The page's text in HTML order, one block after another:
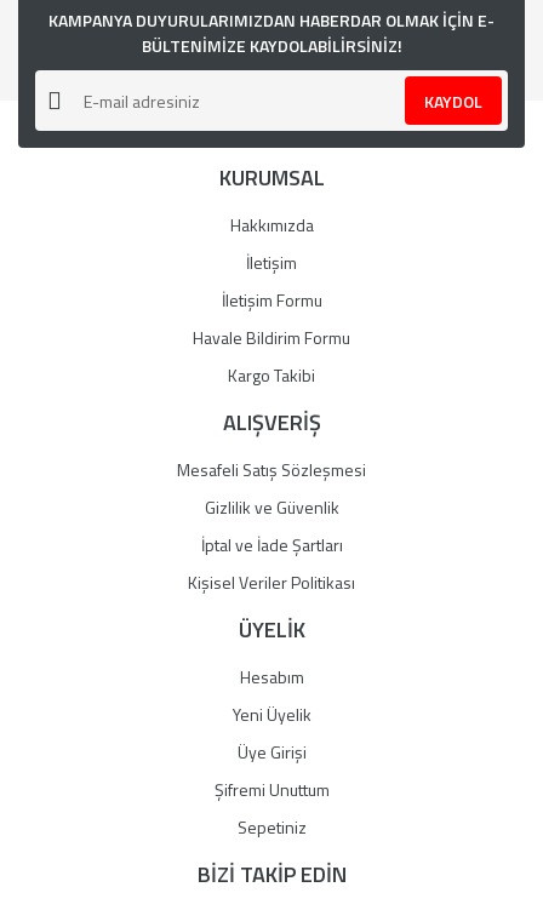
Görüş ve önerileriniz için teşekkür ederiz.
Ürün resmi kalitesiz, bozuk veya görüntülenemiyor.
Ürün açıklamasında eksik bilgiler bulunuyor.
Ürün bilgilerinde hatalar bulunuyor.
Ürün fiyatı diğer sitelerden daha pahalı.
Gönder
KAMPANYA DUYURULARIMIZDAN HABERDAR OLMAK İÇİN E-
BÜLTENİMİZE KAYDOLABİLİRSİNİZ!
KAYDOL
KURUMSAL
Hakkımızda
İletişim
İletişim Formu
Havale Bildirim Formu
Kargo Takibi
ALIŞVERİŞ
Mesafeli Satış Sözleşmesi
Gizlilik ve Güvenlik
İptal ve İade Şartları
Kişisel Veriler Politikası
ÜYELİK
Hesabım
Yeni Üyelik
Üye Girişi
Şifremi Unuttum
Sepetiniz
BİZİ TAKİP EDİN